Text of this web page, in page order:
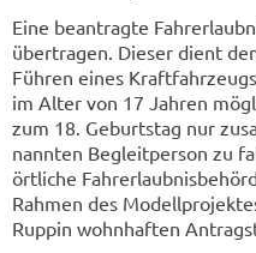
Eine be­an­trag­te
über­tra­gen. Die­ser dient
Füh­ren eines
im Alter von 17 Jah­ren
zum 18. Ge­burts­tag nur
nann­ten Be­gleit­per­son zu
ört­li­che
Rah­men des
Ruppin wohn­haf­ten